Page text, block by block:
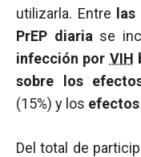
utilizarla. Entre
PrEP diaria se
infección por VIH
sobre los
(15%) y los
Del total de